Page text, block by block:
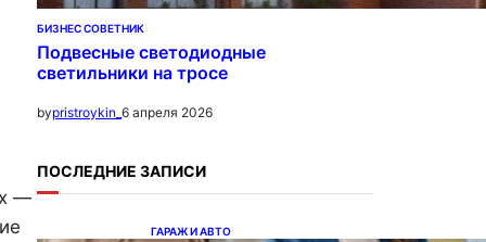
—
БИЗНЕС СОВЕТНИК
Подвесные светодиодные
светильники на тросе
bypristroykin_ 6 апреля 2026
ПОСЛЕДНИЕ ЗАПИСИ
ГАРАЖ И АВТО